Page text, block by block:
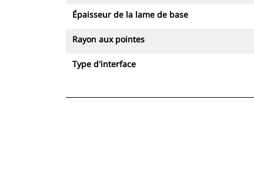
Épaisseur de la lame de base
Rayon aux pointes
Type d'interface